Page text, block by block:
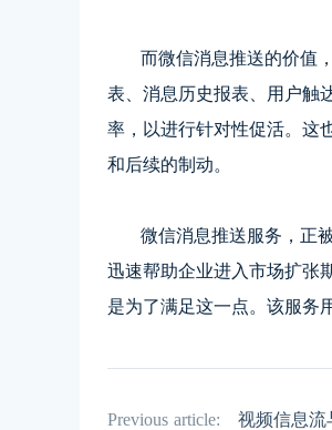
而微信消息推送的价值，
表、消息历史报表、用户触
率，以进行针对性促活。这
和后续的制动。
微信消息推送服务，正被
迅速帮助企业进入市场扩张
是为了满足这一点。该服务
Previous article:
视频信息流